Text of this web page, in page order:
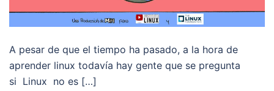
A pesar de que el tiempo ha pasado, a la hora de
aprender linux todavía hay gente que se pregunta
si Linux no es […]